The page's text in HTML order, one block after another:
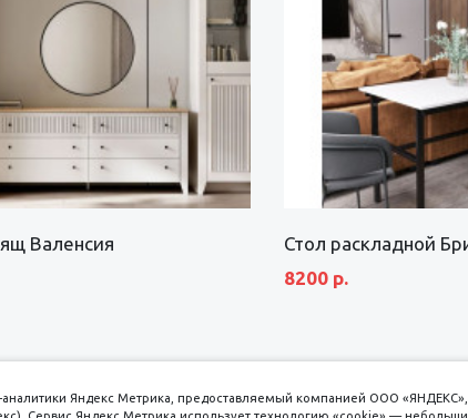
Валенсия
Стол раскладной
8200 р.
аналитики Яндекс Метрика, предоставляемый компанией ООО «ЯНДЕКС»,